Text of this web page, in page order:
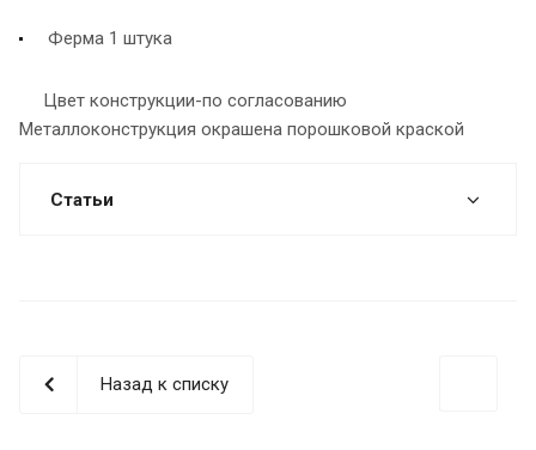
Ферма 1 штука
Цвет конструкции-по согласованию
Металлоконструкция окрашена порошковой краской
Статьи
Назад к списку